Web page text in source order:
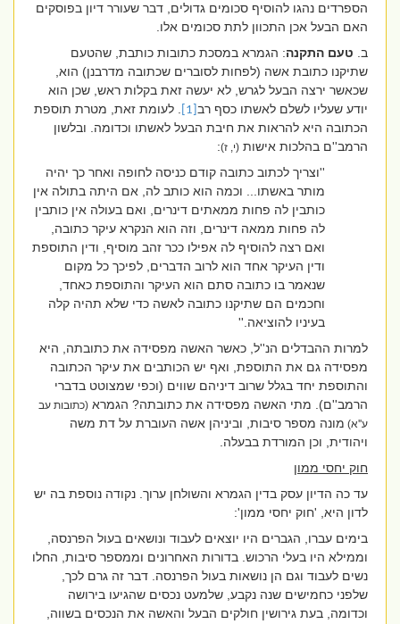
הספרדים נהגו להוסיף סכומים גדולים, דבר שעורר דיון בפוסקים
האם הבעל אכן התכוון לתת סכומים אלו.
ב.טעם התקנה: הגמרא במסכת כתובות כותבת, שהטעם
שתיקנו כתובת אשה (לפחות לסוברים שכתובה מדרבנן) הוא,
שכאשר ירצה הבעל לגרש, לא יעשה זאת בקלות ראש, שכן הוא
יודע שעליו לשלם לאשתו כסף רב [1] . לעומת זאת, מטרת תוספת
הכתובה היא להראות את חיבת הבעל לאשתו וכדומה. ובלשון
הרמב''ם בהלכות אישות(י, ז)
''וצריך לכתוב כתובה קודם כניסה לחופה ואחר כך יהיה
מותר באשתו... וכמה הוא כותב לה, אם היתה בתולה אין
כותבין לה פחות ממאתים דינרים, ואם בעולה אין כותבין
לה פחות ממאה דינרים, וזה הוא הנקרא עיקר כתובה,
ואם רצה להוסיף לה אפילו ככר זהב מוסיף, ודין התוספת
ודין העיקר אחד הוא לרוב הדברים, לפיכך כל מקום
שנאמר בו כתובה סתם הוא העיקר והתוספת כאחד,
וחכמים הם שתיקנו כתובה לאשה כדי שלא תהיה קלה
בעיניו להוציאה.''
למרות ההבדלים הנ''ל, כאשר האשה מפסידה את כתובתה, היא
מפסידה גם את התוספת, ואף יש הכותבים את עיקר הכתובה
והתוספת יחד בגלל שרוב דיניהם שווים (וכפי שמצוטט בדברי
הרמב''ם). מתי האשה מפסידה את כתובתה? הגמרא(כתובות עב
ע''א)מונה מספר סיבות, וביניהן אשה העוברת על דת משה
ויהודית, וכן המורדת בבעלה.
חוק יחסי ממון
עד כה הדיון עסק בדין הגמרא והשולחן ערוך. נקודה נוספת בה יש
לדון היא, 'חוק יחסי ממון':
בימים עברו, הגברים היו יוצאים לעבוד ונושאים בעול הפרנסה,
וממילא היו בעלי הרכוש. בדורות האחרונים וממספר סיבות, החלו
נשים לעבוד וגם הן נושאות בעול הפרנסה. דבר זה גרם לכך,
שלפני כחמישים שנה נקבע, שלמעט נכסים שהגיעו בירושה
וכדומה, בעת גירושין חולקים הבעל והאשה את הנכסים בשווה,